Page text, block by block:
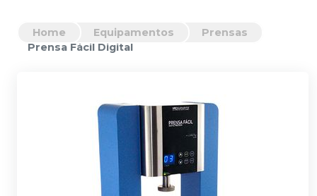
Home Equipamentos
Prensas
Prensa Fácil Digital